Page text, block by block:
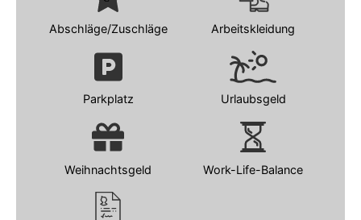
Abschläge/Zuschläge Arbeitskleidung
Parkplatz Urlaubsgeld
Weihnachtsgeld Work-Life-Balance